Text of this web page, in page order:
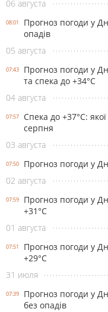
06 августа
08:01
Прогноз погоди у
опадів
05 августа
07:43
Прогноз погоди у
та спека до +34°С
04 августа
07:57
Спека до +37°С:
серпня
03 августа
07:50
Прогноз погоди у
02 августа
07:59
Прогноз погоди у
+31°С
01 августа
07:51
Прогноз погоди у
+29°С
31 июля
07:39
Прогноз погоди у
без опадів